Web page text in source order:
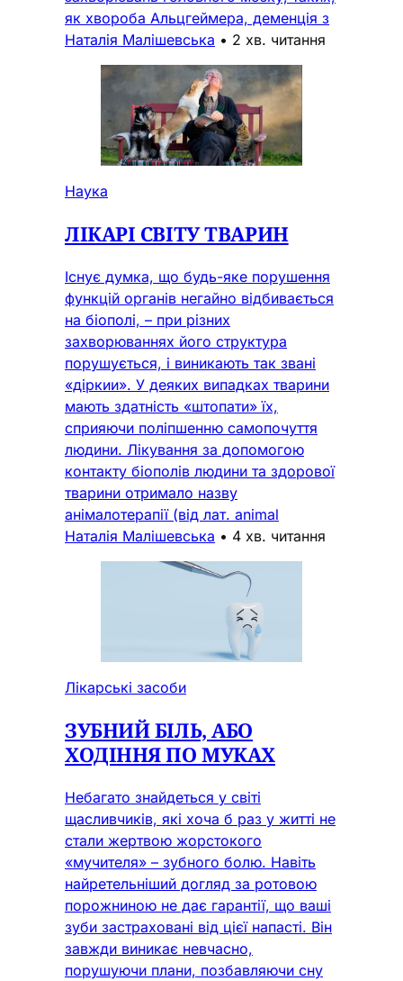
як хвороба Альцгеймера, деменція з
Наталія Малішевська • 2 хв. читання
Наука
ЛІКАРІ СВІТУ ТВАРИН
Існує думка, що будь-яке порушення
функцій органів негайно відбивається
на біополі, – при різних
захворюваннях його структура
порушується, і виникають так звані
«діркии». У деяких випадках тварини
мають здатність «штопати» їх,
сприяючи поліпшенню самопочуття
людини. Лікування за допомогою
контакту біополів людини та здорової
тварини отримало назву
анімалотерапії (від лат. animal
Наталія Малішевська • 4 хв. читання
Лікарські засоби
ЗУБНИЙ БІЛЬ, АБО
ХОДІННЯ ПО МУКАХ
Небагато знайдеться у світі
щасливчиків, які хоча б раз у житті не
стали жертвою жорстокого
«мучителя» – зубного болю. Навіть
найретельніший догляд за ротовою
порожниною не дає гарантії, що ваші
зуби застраховані від цієї напасті. Він
завжди виникає невчасно,
порушуючи плани, позбавляючи сну